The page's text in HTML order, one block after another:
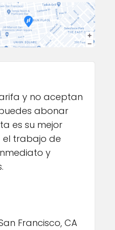
y no aceptan
abonar
es su mejor
trabajo de
y
Francisco, CA